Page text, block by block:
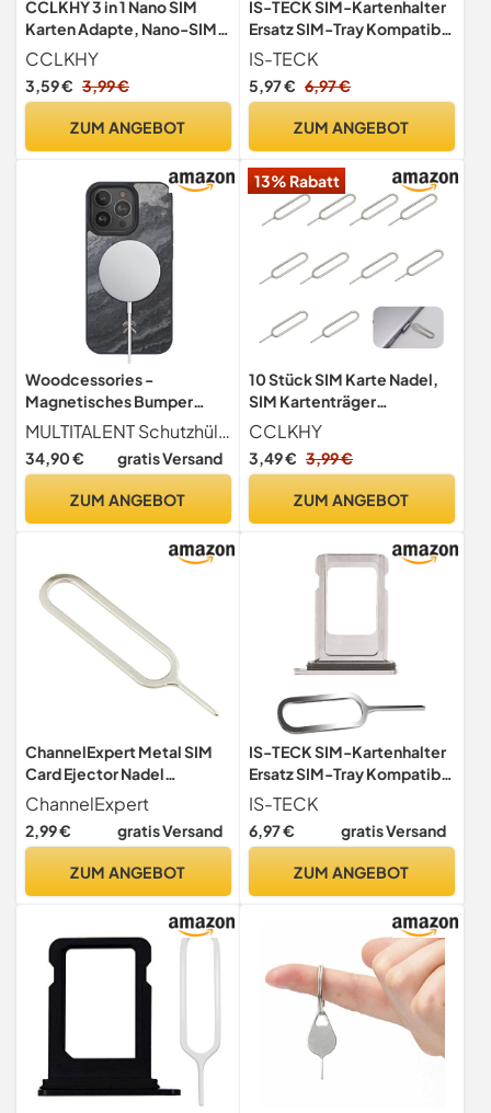
CCLKHY 3 in 1 Nano SIM
Karten Adapte, Nano-SIM
Adapter Set, SIM-Karten-
Adapter mit SIM-
Auswurfstift, kompatibel
CCLKHY
3,59 € 3,99 €
ZUM ANGEBOT
IS-TECK SIM-Kartenhalter
Ersatz SIM-Tray Kompatibel
mit Samsung Galaxy Note 8
N950F inklusive SIM-Nadel
SIM-Kartensteckplatz
IS-TECK
5,97 € 6,97 €
ZUM ANGEBOT
Woodcessories -
Magnetisches Bumper
Case für iPhone 13 Pro
kompatibel mit MagSafe,
Handyhülle mit Magnet aus
MULTITALENT Schutzhülle aus hochwertigem, nachhaltigen Schiefer Ultra dünne, leichte Steinschicht Innovatives & zeitloses Design Kompatibel mit magnetischem Aufladen & Wireless Charging (QI) kabellos laden schneller & einfacher als je zuvor
34,90 € gratis Versand
ZUM ANGEBOT
13% Rabatt
10 Stück SIM Karte Nadel,
SIM Kartenträger
Auswerfer Pin Auswerfen
Removal Tool, SIM Pin
Handy Nadel Kompatibel
HTC, Samsung Galaxy
CCLKHY
3,49 € 3,99 €
ZUM ANGEBOT
ChannelExpert Metal SIM
Card Ejector Nadel
Injektion für iPhone iPad
Silber
ChannelExpert
2,99 € gratis Versand
ZUM ANGEBOT
IS-TECK SIM-Kartenhalter
Ersatz SIM-Tray Kompatibel
mit iPhone 15 Pro/Max
inklusive SIM-Nadel SIM-
Kartensteckplatz (Natur)
IS-TECK
6,97 € gratis Versand
ZUM ANGEBOT